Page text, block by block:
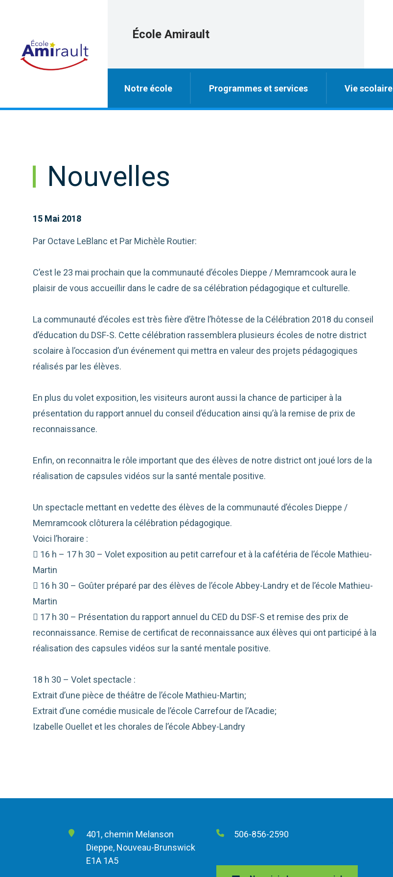
École Amirault
Notre école Programmes et services Vie scolaire
Nouvelles
15 Mai 2018
Par Octave LeBlanc et Par Michèle Routier:
C’est le 23 mai prochain que la communauté d’écoles Dieppe / Memramcook aura le
plaisir de vous accueillir dans le cadre de sa célébration pédagogique et culturelle.
La communauté d’écoles est très fière d’être l’hôtesse de la Célébration 2018 du conseil
d’éducation du DSF-S. Cette célébration rassemblera plusieurs écoles de notre district
scolaire à l’occasion d’un événement qui mettra en valeur des projets pédagogiques
réalisés par les élèves.
En plus du volet exposition, les visiteurs auront aussi la chance de participer à la
présentation du rapport annuel du conseil d’éducation ainsi qu’à la remise de prix de
reconnaissance.
Enfin, on reconnaitra le rôle important que des élèves de notre district ont joué lors de la
réalisation de capsules vidéos sur la santé mentale positive.
Un spectacle mettant en vedette des élèves de la communauté d’écoles Dieppe /
Memramcook clôturera la célébration pédagogique.
Voici l’horaire :
 16 h – 17 h 30 – Volet exposition au petit carrefour et à la cafétéria de l’école Mathieu-
Martin
 16 h 30 – Goûter préparé par des élèves de l’école Abbey-Landry et de l’école Mathieu-
Martin
 17 h 30 – Présentation du rapport annuel du CED du DSF-S et remise des prix de
reconnaissance. Remise de certificat de reconnaissance aux élèves qui ont participé à la
réalisation des capsules vidéos sur la santé mentale positive.
18 h 30 – Volet spectacle :
Extrait d’une pièce de théâtre de l’école Mathieu-Martin;
Extrait d’une comédie musicale de l’école Carrefour de l’Acadie;
Izabelle Ouellet et les chorales de l’école Abbey-Landry
401, chemin Melanson
Dieppe, Nouveau-Brunswick
E1A 1A5
506-856-2590